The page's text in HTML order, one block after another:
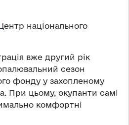
національного
вже другий рік
сезон
фонду у захопленому
При цьому, окупанти самі
комфортні